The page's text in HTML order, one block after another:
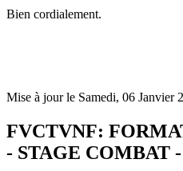
Bien cordialement.
Mise à jour le Samedi, 06 Janvier
FVCTVNF:
- STAGE COMBAT